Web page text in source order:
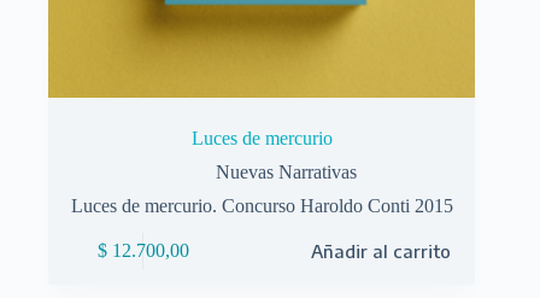
Luces de mercurio
Nuevas Narrativas
Luces de mercurio. Concurso Haroldo Conti 2015
$12.700,00 Añadir al carrito